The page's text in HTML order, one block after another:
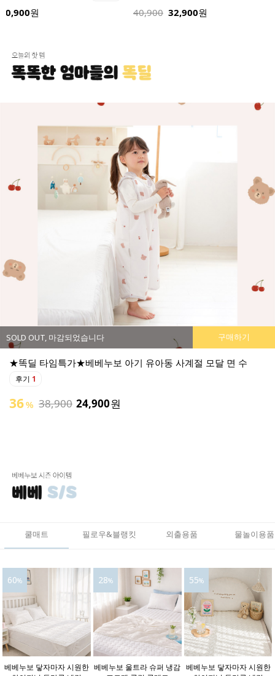
32,900원
SOLD OUT, 마감되었습니다 구매하기
★똑딜 타임특가★베베누보 소프트 부스터 아기 튜브 의자
후기 0
튜브로 폭신하고 활용도가 좋은 아기 의자 출시:)
49
쿨매트 필로우&블랭킷 외출용품 물놀이용품
60%
베베누보 닿자마자 시원한
28%
베베누보 울트라 슈퍼 냉감
55%
베베누보 닿자마자 시원한